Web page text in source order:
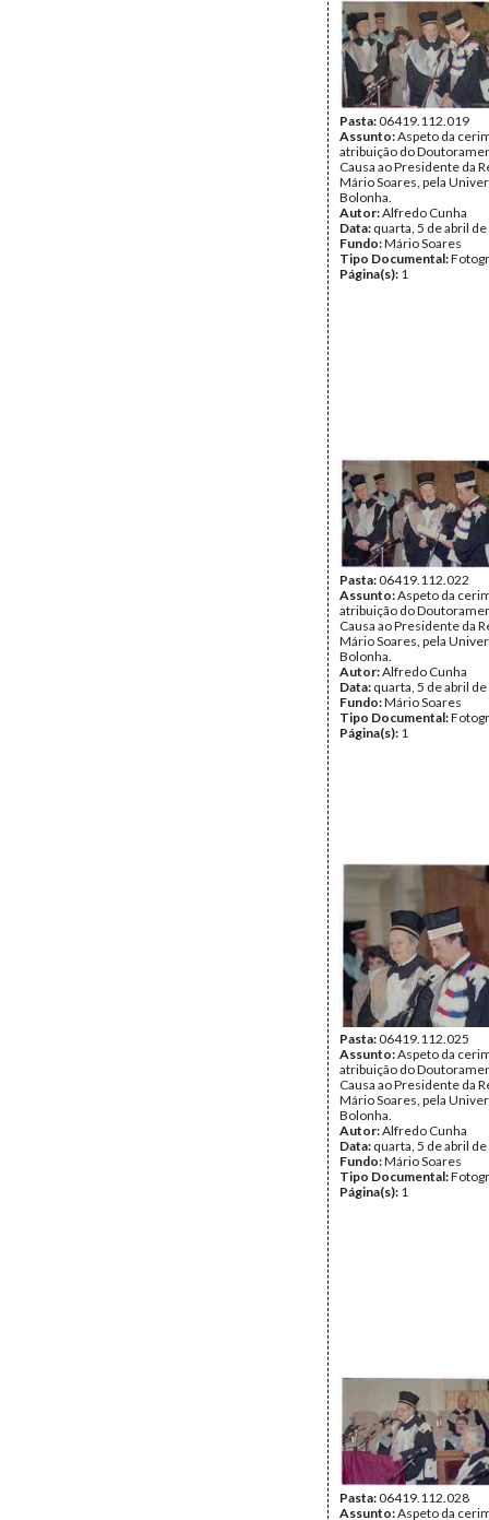
Pasta:06419.112.019
Assunto:Aspeto da
atribuição do
Causa ao Presidente da
Mário Soares, pela
Bolonha.
Autor:Alfredo Cunha
Data: quarta, 5 de abril
Fundo:Mário Soares
Tipo Documental:
Página(s): 1
Pasta:06419.112.022
Assunto:Aspeto da
atribuição do
Causa ao Presidente da
Mário Soares, pela
Bolonha.
Autor:Alfredo Cunha
Data: quarta, 5 de abril
Fundo:Mário Soares
Tipo Documental:
Página(s): 1
Pasta:06419.112.025
Assunto:Aspeto da
atribuição do
Causa ao Presidente da
Mário Soares, pela
Bolonha.
Autor:Alfredo Cunha
Data: quarta, 5 de abril
Fundo:Mário Soares
Tipo Documental:
Página(s): 1
Pasta:06419.112.028
Assunto:Aspeto da